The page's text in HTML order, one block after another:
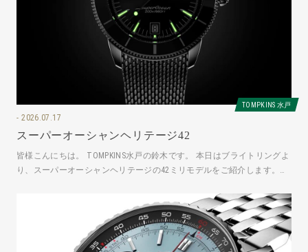
TOMPKINS 水戸
2026.07.17
スーパーオーシャンヘリテージ42
皆様こんにちは。 TOMPKINS水戸の鈴木です。 本日はブライトリングよ
り、スーパーオーシャンヘリテージの42ミリモデルをご紹介します。